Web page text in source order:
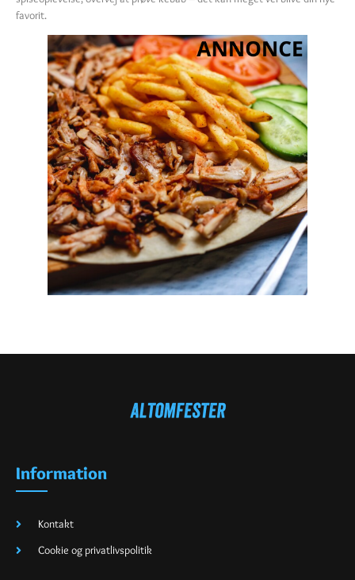
favorit.
Information
Kontakt
Cookie og privatlivspolitik